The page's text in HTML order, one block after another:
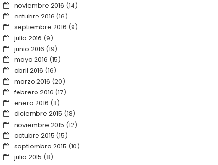
noviembre 2016 (14)
octubre 2016 (16)
septiembre 2016 (9)
julio 2016 (9)
junio 2016 (19)
mayo 2016 (15)
abril 2016 (16)
marzo 2016 (20)
febrero 2016 (17)
enero 2016 (8)
diciembre 2015 (18)
noviembre 2015 (12)
octubre 2015 (15)
septiembre 2015 (10)
julio 2015 (8)